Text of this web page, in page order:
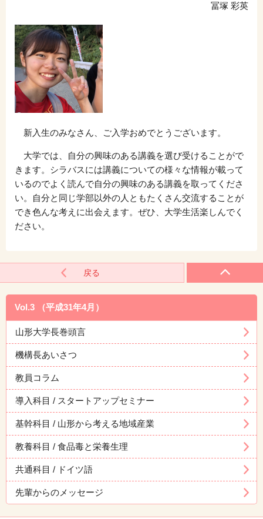
冨塚 彩英
新入生のみなさん、ご入学おめでとうございます。
大学では、自分の興味のある講義を選び受けることがで
きます。シラバスには講義についての様々な情報が載って
いるのでよく読んで自分の興味のある講義を取ってくださ
い。自分と同じ学部以外の人ともたくさん交流することが
でき色んな考えに出会えます。ぜひ、大学生活楽しんでく
ださい。
戻る
Vol.3 （平成31年4月）
山形大学長巻頭言
機構長あいさつ
教員コラム
導入科目 / スタートアップセミナー
基幹科目 / 山形から考える地域産業
教養科目 / 食品毒と栄養生理
共通科目 / ドイツ語
先輩からのメッセージ